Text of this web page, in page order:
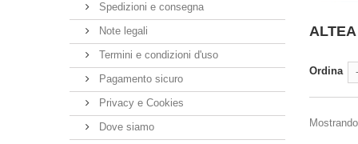
Spedizioni e consegna
Note legali
Termini e condizioni d'uso
Pagamento sicuro
Privacy e Cookies
Dove siamo
Ordina